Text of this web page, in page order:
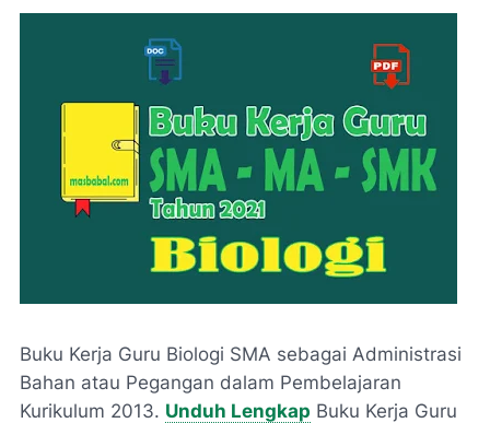
Buku Kerja Guru Biologi SMA sebagai Administrasi
Bahan atau Pegangan dalam Pembelajaran
Kurikulum 2013. Unduh Lengkap Buku Kerja Guru